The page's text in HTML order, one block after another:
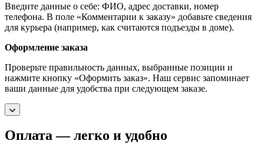
Введите данные о себе: ФИО, адрес доставки, номер
телефона. В поле «Комментарии к заказу» добавьте сведения
для курьера (например, как считаются подъезды в доме).
Оформление заказа
Проверьте правильность данных, выбранные позиции и
нажмите кнопку «Оформить заказ». Наш сервис запоминает
ваши данные для удобства при следующем заказе.
Оплата — легко и удобно